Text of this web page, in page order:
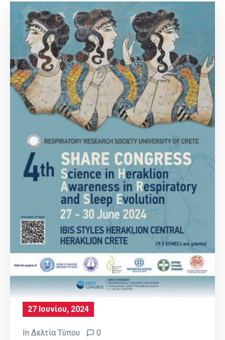
27 Ιουνίου, 2024
In Δελτία Τύπου 0